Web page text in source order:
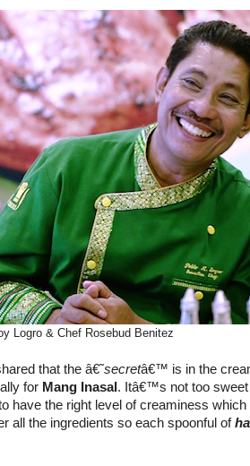
Logro & Chef Rosebud Benitez
that the â€˜secretâ€™ is in the
for Mang Inasal. Itâ€™s not too sweet
have the right level of creaminess
all the ingredients so each spoonful of